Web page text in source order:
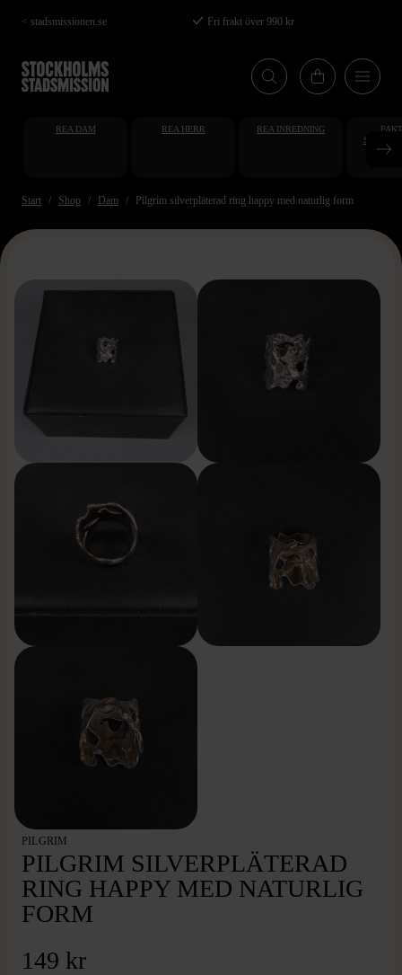
Hoppa
till
huvudinnehåll
< stadsmissionen.se Fri frakt över 990 kr
REA DAM REA HERR REA INREDNING
Start Shop Dam Pilgrim silverpläterad ring happy med naturlig form
PILGRIM
PILGRIM SILVERPLÄTERAD
RING HAPPY MED NATURLIG
FORM
149 kr